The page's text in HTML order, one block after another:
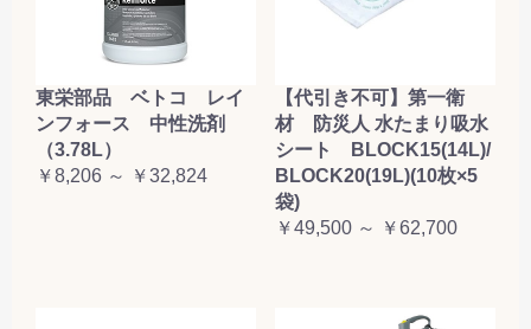
東栄部品 ベトコ レイ
ンフォース 中性洗剤
（3.78L）
￥8,206 ～ ￥32,824
【代引き不可】第一衛
材 防災人 水たまり吸水
シート BLOCK15(14L)/
BLOCK20(19L)(10枚×5
袋)
￥49,500 ～ ￥62,700